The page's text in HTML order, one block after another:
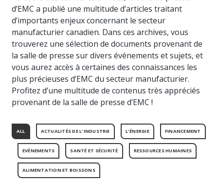
et rester
dans la
course,
l’innovation
est
incontournable.
résultats
de nos
récentes
auprès
des
manufacturiers.
vous
offre une
belle
occasion
de
rencontrer
vos
pairs, au
Québec
comme
partout
Canada.
hâte de
vous
rencontrer.
expérimentée,
compétente
et
diversifiée
est là
pour
vous
soutenir.
Participez
à nos
événements
de
réseautage
partenaires
Nous
travaillons
d’EMC a publié une multitude d’articles traitant
d’importants enjeux concernant le secteur
manufacturier canadien. Dans ces archives, vous
trouverez une sélection de documents provenant de
la salle de presse sur divers événements et sujets, et
vous aurez accès à certaines des connaissances les
plus précieuses d’EMC du secteur manufacturier.
Profitez d’une multitude de contenus très appréciés
provenant de la salle de presse d’EMC !
ALL ACTUALITÉS DE L'INDUSTRIE L'ÉNERGIE FINANCEMENT
EVÉNEMENTS SANTÉ ET SÉCURITÉ RESSOURCES HUMAINES
ALIMENTATION ET BOISSONS